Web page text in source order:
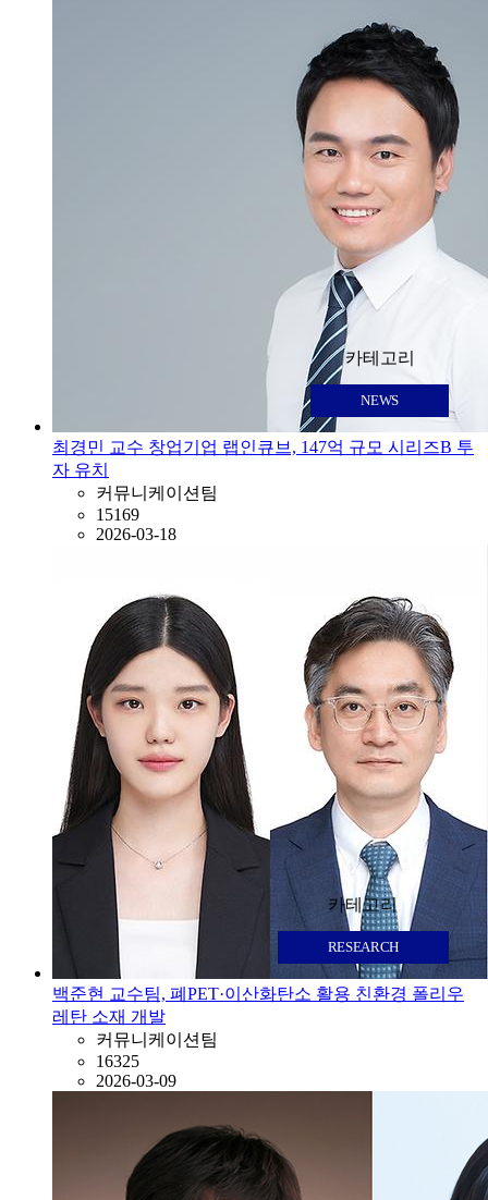
카테고리
NEWS
최경민 교수 창업기업 랩인큐브, 147억 규모 시리즈B 투
자 유치
커뮤니케이션팀
15169
2026-03-18
카테고리
RESEARCH
백준현 교수팀, 폐PET·이산화탄소 활용 친환경 폴리우
레탄 소재 개발
커뮤니케이션팀
16325
2026-03-09